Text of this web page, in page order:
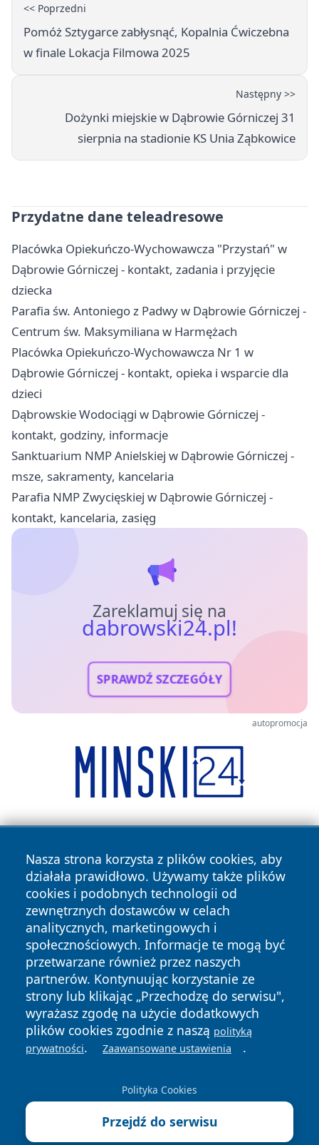
<< Poprzedni
Pomóż Sztygarce zabłysnąć, Kopalnia Ćwiczebna
w finale Lokacja Filmowa 2025
Następny >>
Dożynki miejskie w Dąbrowie Górniczej 31
sierpnia na stadionie KS Unia Ząbkowice
Przydatne dane teleadresowe
Placówka Opiekuńczo-Wychowawcza "Przystań" w
Dąbrowie Górniczej - kontakt, zadania i przyjęcie
dziecka
Parafia św. Antoniego z Padwy w Dąbrowie Górniczej -
Centrum św. Maksymiliana w Harmężach
Placówka Opiekuńczo-Wychowawcza Nr 1 w
Dąbrowie Górniczej - kontakt, opieka i wsparcie dla
dzieci
Dąbrowskie Wodociągi w Dąbrowie Górniczej -
kontakt, godziny, informacje
Sanktuarium NMP Anielskiej w Dąbrowie Górniczej -
msze, sakramenty, kancelaria
Parafia NMP Zwycięskiej w Dąbrowie Górniczej -
kontakt, kancelaria, zasięg
Zareklamuj się na
dabrowski24.pl!
SPRAWDŹ SZCZEGÓŁY
autopromocja
Nasza strona korzysta z plików cookies, aby
działała prawidłowo. Używamy także plików
cookies i podobnych technologii od
zewnętrznych dostawców w celach
analitycznych, marketingowych i
społecznościowych. Informacje te mogą być
przetwarzane również przez naszych
partnerów. Kontynuując korzystanie ze
strony lub klikając „Przechodzę do serwisu",
wyrażasz zgodę na użycie dodatkowych
plików cookies zgodnie z naszą polityką
prywatności. Zaawansowane ustawienia .
Polityka Cookies
Przejdź do serwisu
Copyright © 2026 dabrowski24.pl Wszystkie prawa
zastrzeżone.
News Autorzy
Polityka
Prywatności
Polityka
Cookies